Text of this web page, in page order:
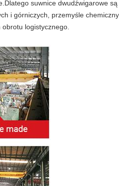
suwnice dwudźwigarowe są
i górniczych, przemyśle
logistycznego.